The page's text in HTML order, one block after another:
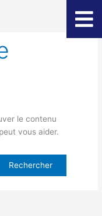
le contenu
vous aider.